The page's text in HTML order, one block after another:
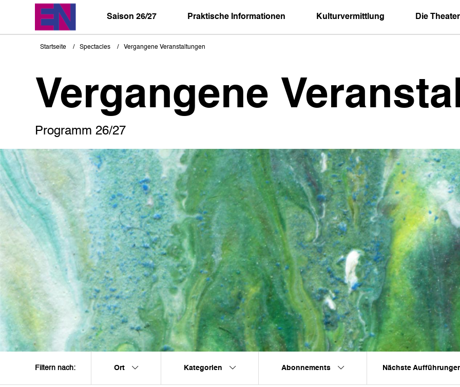
Saison 26/27 Praktische Informationen Kulturvermittlung Die Theater
Pfadnavigation
Startseite Spectacles Vergangene Veranstaltungen
Vergangene
Programm 26/27
Filtern nach: Ort Kategorien Abonnements Nächste